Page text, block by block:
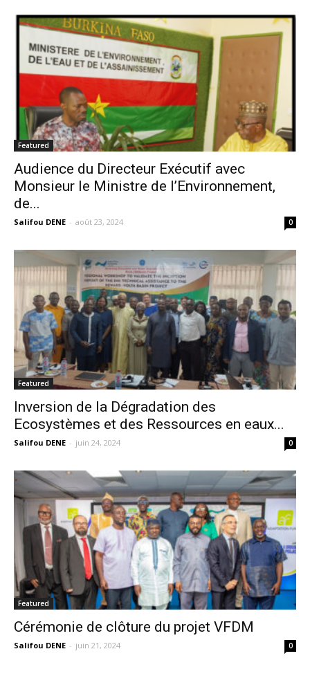
Featured
Audience du Directeur Exécutif avec
Monsieur le Ministre de l’Environnement,
de...
Salifou DENE - août 23, 2024 0
Featured
Inversion de la Dégradation des
Ecosystèmes et des Ressources en eaux...
Salifou DENE - juin 24, 2024 0
Featured
Cérémonie de clôture du projet VFDM
Salifou DENE - juin 21, 2024 0